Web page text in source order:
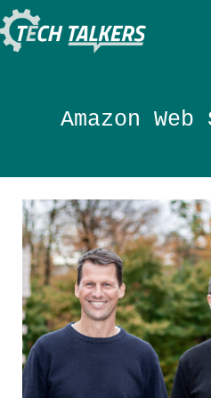
Zum
Inhalt
springen
Amazon